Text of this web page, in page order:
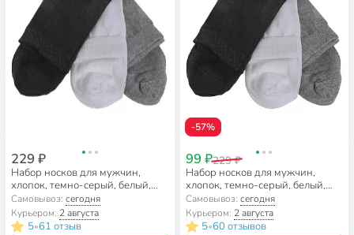
229 ₽
Набор носков для мужчин,
хлопок, темно-серый, белый,
светло-серый, р. 27, К-02
Самовывоз:сегодня
Курьером: 2 августа
5•61 отзыв
-57%
99 ₽229 ₽
Набор носков для мужчин,
хлопок, темно-серый, белый,
светло-серый, р. 29, К-02
Самовывоз: сегодня
Курьером: 2 августа
5•60 отзывов